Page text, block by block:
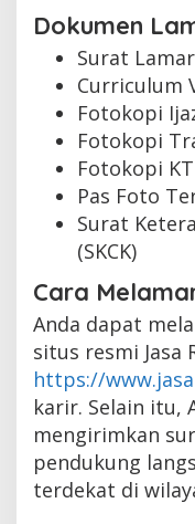
Dokumen
Surat
Curriculum
Fotokopi
Fotokopi
Fotokopi
Pas Foto
Surat
(SKCK)
Cara
Anda dapat
situs resmi Jasa
https://
karir. Selain itu,
mengirimkan
pendukung
terdekat di